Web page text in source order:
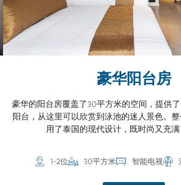
豪华阳台房
豪华的阳台房覆盖了30平方米的空间，提供
阳台，从这里可以欣赏到泳池的迷人景色。
用了泰国的现代设计，既时尚又充
1-2位 30平方米 智能电视